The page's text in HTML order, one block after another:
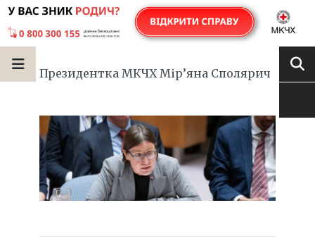
Президентка МКЧХ Мір’яна Сполярич